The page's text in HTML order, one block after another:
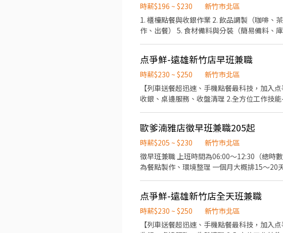
時薪$196 ~ $230
新竹市北區
1. 櫃檯點餐與收銀作業 2. 飲品調製（咖啡、
作、出餐） 5. 食材備料與分裝（簡易備料、
点爭鮮-遠雄新竹店早班兼職
時薪$230 ~ $250
新竹市北區
【列車送餐超迅速、手機點餐最科技，加入
收銀、桌邊服務、收盤清理 2.全方位工作技
歐爹湳雅店徵早班兼職205起
時薪$205 ~ $230
新竹市北區
徵早班兼職 上班時間為06:00～12:30（總時
為餐點製作、環境整理 一個月大概排15～20天班 會保勞健保，無法接受因私人原因無法就保 兼職一個月大概在
点爭鮮-遠雄新竹店全天班兼職
時薪$230 ~ $250
新竹市北區
【列車送餐超迅速、手機點餐最科技，加入